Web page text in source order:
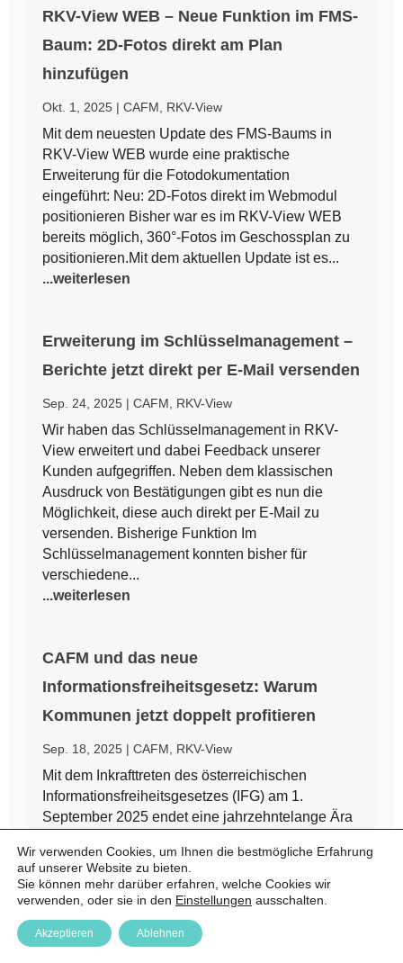
RKV-View WEB – Neue Funktion im FMS-
Baum: 2D-Fotos direkt am Plan
hinzufügen
Okt. 1, 2025 |CAFM RKV-View
Mit dem neuesten Update des FMS-Baums in
RKV-View WEB wurde eine praktische
Erweiterung für die Fotodokumentation
eingeführt: Neu: 2D-Fotos direkt im Webmodul
positionieren Bisher war es im RKV-View WEB
bereits möglich, 360°-Fotos im Geschossplan zu
positionieren.Mit dem aktuellen Update ist es...
...weiterlesen
Erweiterung im Schlüsselmanagement –
Berichte jetzt direkt per E-Mail versenden
Sep. 24, 2025 |CAFM RKV-View
Wir haben das Schlüsselmanagement in RKV-
View erweitert und dabei Feedback unserer
Kunden aufgegriffen. Neben dem klassischen
Ausdruck von Bestätigungen gibt es nun die
Möglichkeit, diese auch direkt per E-Mail zu
versenden. Bisherige Funktion Im
Schlüsselmanagement konnten bisher für
verschiedene...
...weiterlesen
CAFM und das neue
Informationsfreiheitsgesetz: Warum
Kommunen jetzt doppelt profitieren
Sep. 18, 2025 |CAFM RKV-View
Mit dem Inkrafttreten des österreichischen
Informationsfreiheitsgesetzes (IFG) am 1.
September 2025 endet eine jahrzehntelange Ära
haben nun einen Rechtsanspruch auf Zugang zu
amtlichen Informationen – auch auf kommunaler
Ebene. Für Städte und Gemeinden...
...weiterlesen
Wir verwenden Cookies, um Ihnen die bestmögliche Erfahrung
auf unserer Website zu bieten.
Sie können mehr darüber erfahren, welche Cookies wir
verwenden, oder sie in den Einstellungen ausschalten.
Akzeptieren Ablehnen